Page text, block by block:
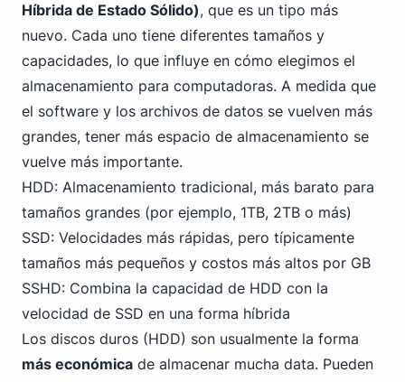
Híbrida de Estado Sólido), que es un tipo más
nuevo. Cada uno tiene diferentes tamaños y
capacidades, lo que influye en cómo elegimos el
almacenamiento para computadoras. A medida que
el software y los archivos de datos se vuelven más
grandes, tener más espacio de almacenamiento se
vuelve más importante.
HDD: Almacenamiento tradicional, más barato para
tamaños grandes (por ejemplo, 1TB, 2TB o más)
SSD: Velocidades más rápidas, pero típicamente
tamaños más pequeños y costos más altos por GB
SSHD: Combina la capacidad de HDD con la
velocidad de SSD en una forma híbrida
Los discos duros (HDD) son usualmente la forma
más económica de almacenar mucha data. Pueden